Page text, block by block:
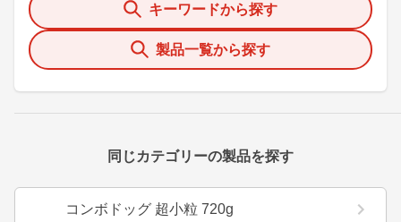
キーワードから探す
製品一覧から探す
同じカテゴリーの製品を探す
コンボドッグ 超小粒 720g